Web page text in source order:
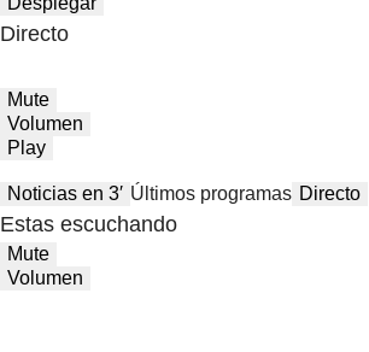
Directo
Mute
Volumen
Play
Noticias en 3′ Últimos programas Directo
Estas escuchando
Mute
Volumen